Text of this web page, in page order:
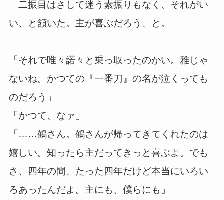
二振目はさして迷う素振りもなく、それがい
い、と頷いた。主が喜ぶだろう、と。
「それで唯々諾々と乗っ取ったのかい。雅じゃ
ないね。かつての『一番刀』の名が泣くっても
のだろう」
「かつて、なァ」
「……鶴さん。鶴さんが帰ってきてくれたのは
嬉しい。知ったら主だってきっと喜ぶよ。でも
さ、四年の間、たった四年だけど本当にいろい
ろあったんだよ。主にも、僕らにも」